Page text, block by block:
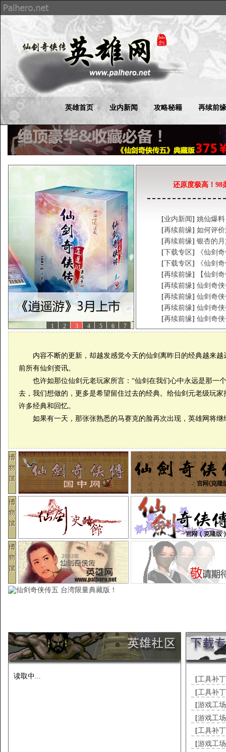
英雄首页 业内新闻 攻略秘籍 再续前缘
还原度极高！98
[业内新闻] 姚仙爆
[再续前缘] 如何评
[再续前缘] 银杏的
[下载专区]
《仙剑
[下载专区]
《仙剑
[再续前缘]
【仙剑
[再续前缘] 仙剑奇
[再续前缘] 仙剑奇
[再续前缘] 仙剑奇
[再续前缘] 仙剑奇
7
6
5
4
3
2
1
内容不断的更新，却越发感觉今天的仙剑离昨日的经典越来越
前所有仙剑资讯。
也许如那位仙剑元老玩家所言：“仙剑在我们心中永远是那一
去，我们想做的，更多是希望留住过去的经典。给仙剑元老级玩家
许多经典和回忆。
如果有一天，那张张熟悉的马赛克的脸再次出现，英雄网将继
[工具补丁
[工具补丁
[游戏工场
[游戏工场
[工具补丁
[游戏工场
读取中...